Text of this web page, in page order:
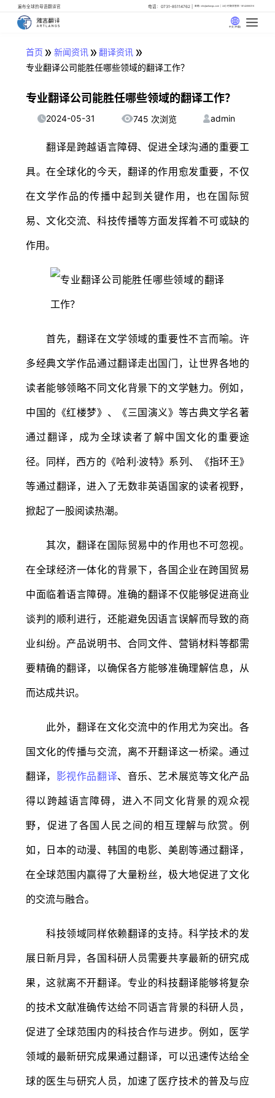
遍布全球的母语翻译官 电话：0731-85114762 邮箱: info@artlangs.com 24小时翻译管家: 18142666316
中文 (中国)
首页 » 新闻资讯» 翻译资讯 »
专业翻译公司能胜任哪些领域的翻译工作？
专业翻译公司能胜任哪些领域的翻译工作？
2024-05-31 745 次浏览 admin
翻译是跨越语言障碍、促进全球沟通的重要工
具。在全球化的今天，翻译的作用愈发重要，不仅
在文学作品的传播中起到关键作用，也在国际贸
易、文化交流、科技传播等方面发挥着不可或缺的
作用。
首先，翻译在文学领域的重要性不言而喻。许
多经典文学作品通过翻译走出国门，让世界各地的
读者能够领略不同文化背景下的文学魅力。例如，
中国的《红楼梦》、《三国演义》等古典文学名著
通过翻译，成为全球读者了解中国文化的重要途
径。同样，西方的《哈利·波特》系列、《指环王》
等通过翻译，进入了无数非英语国家的读者视野，
掀起了一股阅读热潮。
其次，翻译在国际贸易中的作用也不可忽视。
在全球经济一体化的背景下，各国企业在跨国贸易
中面临着语言障碍。准确的翻译不仅能够促进商业
谈判的顺利进行，还能避免因语言误解而导致的商
业纠纷。产品说明书、合同文件、营销材料等都需
要精确的翻译，以确保各方能够准确理解信息，从
而达成共识。
此外，翻译在文化交流中的作用尤为突出。各
国文化的传播与交流，离不开翻译这一桥梁。通过
翻译， 影视作品翻译、音乐、艺术展览等文化产品
得以跨越语言障碍，进入不同文化背景的观众视
野，促进了各国人民之间的相互理解与欣赏。例
如，日本的动漫、韩国的电影、美剧等通过翻译，
在全球范围内赢得了大量粉丝，极大地促进了文化
的交流与融合。
科技领域同样依赖翻译的支持。科学技术的发
展日新月异，各国科研人员需要共享最新的研究成
果，这就离不开翻译。专业的科技翻译能够将复杂
的技术文献准确传达给不同语言背景的科研人员，
促进了全球范围内的科技合作与进步。例如，医学
领域的最新研究成果通过翻译，可以迅速传达给全
球的医生与研究人员，加速了医疗技术的普及与应